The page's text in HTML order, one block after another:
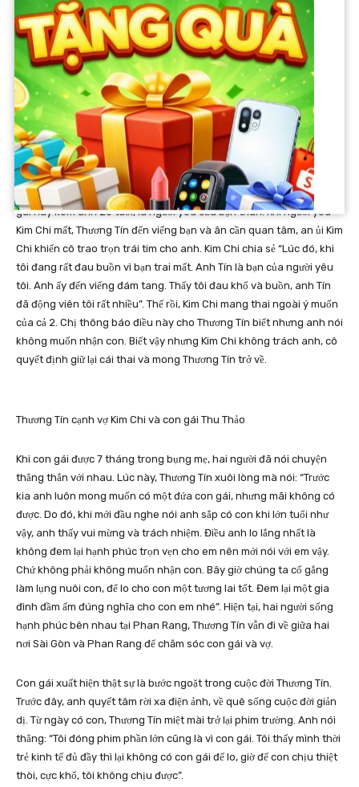
Người thứ 11 góp gạo thổi cơm chung với Thương Tín tên Hà, nhân
viên ngân hàng thương mại cổ phần. Trong thời gian chung sống với
người phụ nữ này thì Thương Tín vướng vào vụ lùm xùm liên quan
đến việc đánh bài, gá bạc và bị khởi tố. Thương Tín bị kết án tù treo.
Sau sự việc này, Thương Tín bỏ Sài Gòn về Ninh Thuận một thời gian
dài. Tình cảm của anh với người phụ nữ tên Hà cũng vì sự cố này mà
chấm dứt.
Trạm dừng chân với người vợ trẻ kém 32 tuổi
Thời gian ở Ninh Thuận, Thương Tín quen Kim Chi sinh năm 1988, cô
gái này kém anh 20 tuổi, là người yêu của bạn thân. Khi người yêu
Kim Chi mất, Thương Tín đến viếng bạn và ân cần quan tâm, an ủi Kim
Chi khiến cô trao trọn trái tim cho anh. Kim Chi chia sẻ “Lúc đó, khi
tôi đang rất đau buồn vì bạn trai mất. Anh Tín là bạn của người yêu
tôi. Anh ấy đến viếng đám tang. Thấy tôi đau khổ và buồn, anh Tín
đã động viên tôi rất nhiều”. Thế rồi, Kim Chi mang thai ngoài ý muốn
của cả 2. Chị thông báo điều này cho Thương Tín biết nhưng anh nói
không muốn nhận con. Biết vậy nhưng Kim Chi không trách anh, cô
quyết định giữ lại cái thai và mong Thương Tín trở về.
Thương Tín cạnh vợ Kim Chi và con gái Thu Thảo
Khi con gái được 7 tháng trong bụng mẹ, hai người đã nói chuyện
thẳng thắn với nhau. Lúc này, Thương Tín xuôi lòng mà nói: “Trước
kia anh luôn mong muốn có một đứa con gái, nhưng mãi không có
được. Do đó, khi mới đầu nghe nói anh sắp có con khi lớn tuổi như
vậy, anh thấy vui mừng và trách nhiệm. Điều anh lo lắng nhất là
không đem lại hạnh phúc trọn vẹn cho em nên mới nói với em vậy.
Chứ không phải không muốn nhận con. Bây giờ chúng ta cố gắng
làm lụng nuôi con, để lo cho con một tương lai tốt. Đem lại một gia
đình đầm ấm đúng nghĩa cho con em nhé”. Hiện tại, hai người sống
hạnh phúc bên nhau tại Phan Rang, Thương Tín vẫn đi về giữa hai
nơi Sài Gòn và Phan Rang để chăm sóc con gái và vợ.
Con gái xuất hiện thật sự là bước ngoặt trong cuộc đời Thương Tín.
Trước đây, anh quyết tâm rời xa điện ảnh, về quê sống cuộc đời giản
dị. Từ ngày có con, Thương Tín miệt mài trở lại phim trường. Anh nói
thẳng: “Tôi đóng phim phần lớn cũng là vì con gái. Tôi thấy mình thời
trẻ kinh tế đủ đầy thì lại không có con gái để lo, giờ để con chịu thiệt
thòi, cực khổ, tôi không chịu được”.